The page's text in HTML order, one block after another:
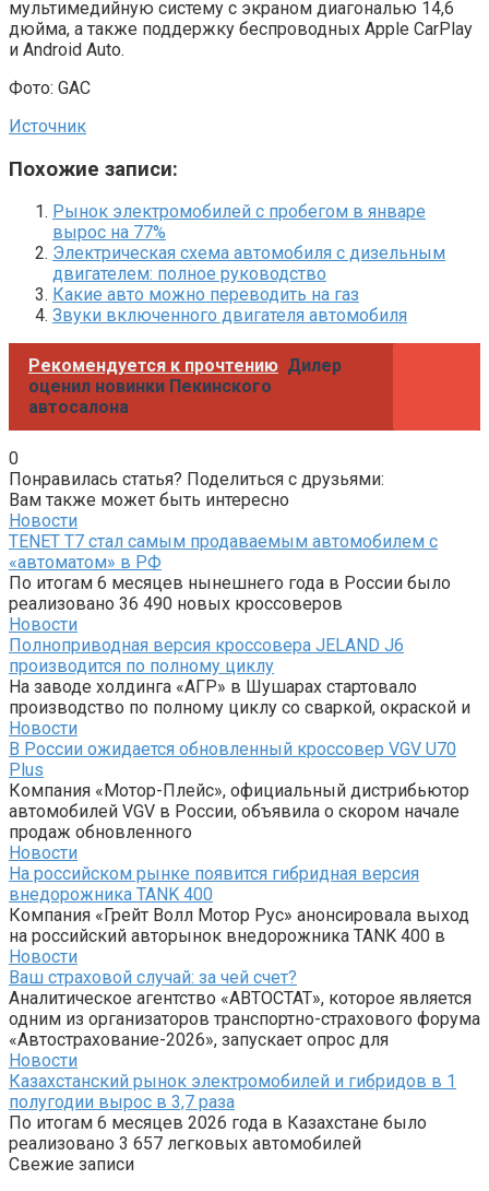
мультимедийную систему с экраном диагональю 14,6
дюйма, а также поддержку беспроводных Apple CarPlay
и Android Auto.
Фото: GAC
Источник
Похожие записи:
Рынок электромобилей с пробегом в январе
вырос на 77%
Электрическая схема автомобиля с дизельным
двигателем: полное руководство
Какие авто можно переводить на газ
Звуки включенного двигателя автомобиля
Рекомендуется к прочтению Дилер
оценил новинки Пекинского
автосалона
0
Понравилась статья? Поделиться с друзьями:
Вам также может быть интересно
Новости
TENET T7 стал самым продаваемым автомобилем с
«автоматом» в РФ
По итогам 6 месяцев нынешнего года в России было
реализовано 36 490 новых кроссоверов
Новости
Полноприводная версия кроссовера JELAND J6
производится по полному циклу
На заводе холдинга «АГР» в Шушарах стартовало
производство по полному циклу со сваркой, окраской и
Новости
В России ожидается обновленный кроссовер VGV U70
Plus
Компания «Мотор-Плейс», официальный дистрибьютор
автомобилей VGV в России, объявила о скором начале
продаж обновленного
Новости
На российском рынке появится гибридная версия
внедорожника TANK 400
Компания «Грейт Волл Мотор Рус» анонсировала выход
на российский авторынок внедорожника TANK 400 в
Новости
Ваш страховой случай: за чей счет?
Аналитическое агентство «АВТОСТАТ», которое является
одним из организаторов транспортно-страхового форума
«Автострахование-2026», запускает опрос для
Новости
Казахстанский рынок электромобилей и гибридов в 1
полугодии вырос в 3,7 раза
По итогам 6 месяцев 2026 года в Казахстане было
реализовано 3 657 легковых автомобилей
Свежие записи